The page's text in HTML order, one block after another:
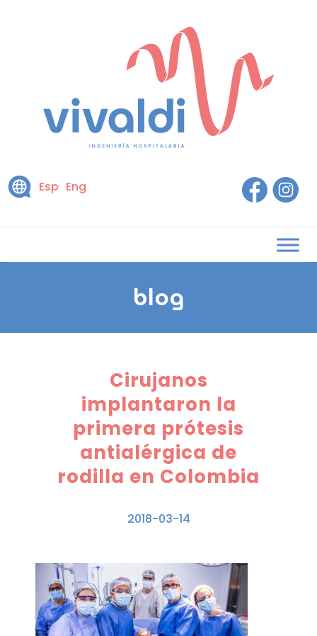
Esp Eng
blog
Cirujanos
implantaron la
primera prótesis
antialérgica de
rodilla en Colombia
2018-03-14